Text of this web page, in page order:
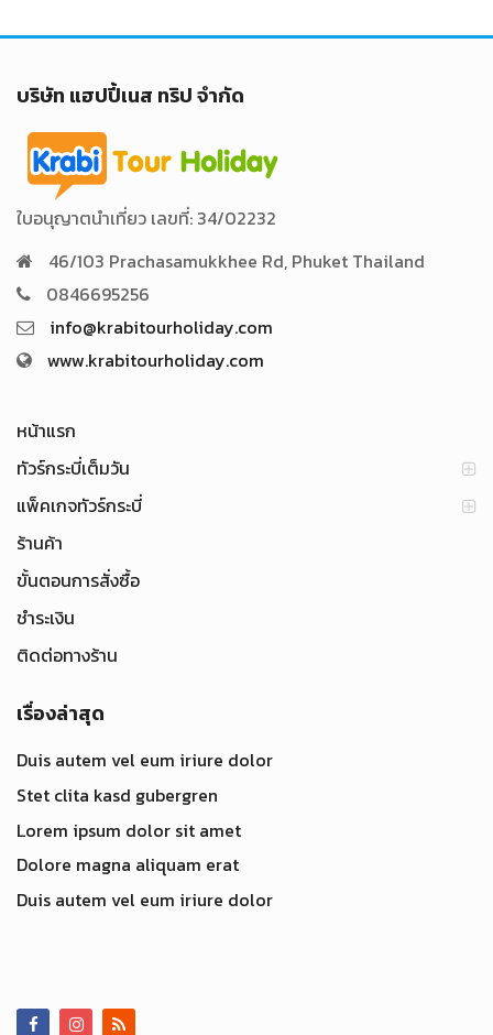
บริษัท แฮปปี้เนส ทริป จำกัด
ใบอนุญาตนำเที่ยว เลขที่: 34/02232
46/103 Prachasamukkhee Rd, Phuket Thailand
0846695256
info@krabitourholiday.com
www.krabitourholiday.com
หน้าแรก
ทัวร์กระบี่เต็มวัน
แพ็คเกจทัวร์กระบี่
ร้านค้า
ขั้นตอนการสั่งซื้อ
ชำระเงิน
ติดต่อทางร้าน
เรื่องล่าสุด
Duis autem vel eum iriure dolor
Stet clita kasd gubergren
Lorem ipsum dolor sit amet
Dolore magna aliquam erat
Duis autem vel eum iriure dolor